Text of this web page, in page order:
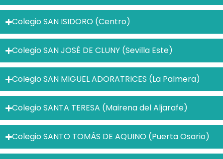
Colegio SAN ISIDORO (Centro)
Colegio SAN JOSÉ DE CLUNY (Sevilla Este)
Colegio SAN MIGUEL ADORATRICES (La Palmera)
Colegio SANTA TERESA (Mairena del Aljarafe)
Colegio SANTO TOMÁS DE AQUINO (Puerta Osario)